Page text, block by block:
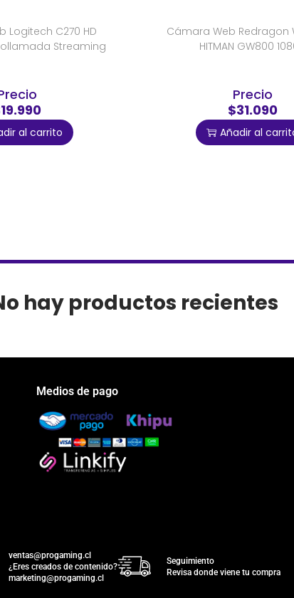
Logitech C270 HD
Streaming
al carrito
Cámara Web Redragon
HITMAN GW800
Precio
$31.090
Añadir al
hay productos recientes
Medios de pago
ventas@progaming.cl
¿Eres creados de contenido?
marketing@progaming.cl
Seguimiento
Revisa donde viene tu compra